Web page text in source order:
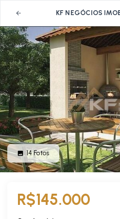
KF NEGÓCIOS
14Fotos
R$145.000